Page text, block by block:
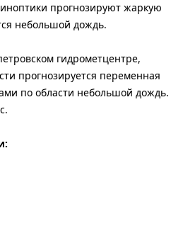
прогнозируют жаркую
небольшой дождь.
гидрометцентре,
прогнозируется переменная
по области небольшой дождь.